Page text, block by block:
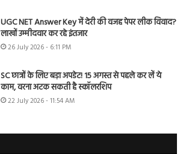
UGC NET Answer Key में देरी की वजह पेपर लीक विवाद?
लाखों उम्मीदवार कर रहे इंतजार
26 July 2026 - 6:11 PM
SC छात्रों के लिए बड़ा अपडेट! 15 अगस्त से पहले कर लें ये
काम, वरना अटक सकती है स्कॉलरशिप
22 July 2026 - 11:54 AM